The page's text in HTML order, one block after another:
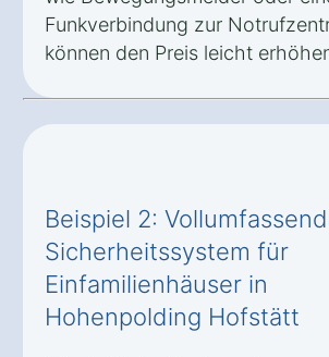
Funkverbindung zur
können den Preis leicht
Beispiel 2:
Sicherheitssystem für
Einfamilienhäuser in
Hohenpolding Hofstätt